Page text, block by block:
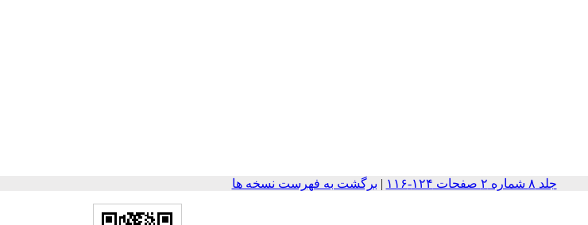
جلد ۸ شماره ۲ صفحات ۱۲۴-۱۱۶ | برگشت به فهرست نسخه ها